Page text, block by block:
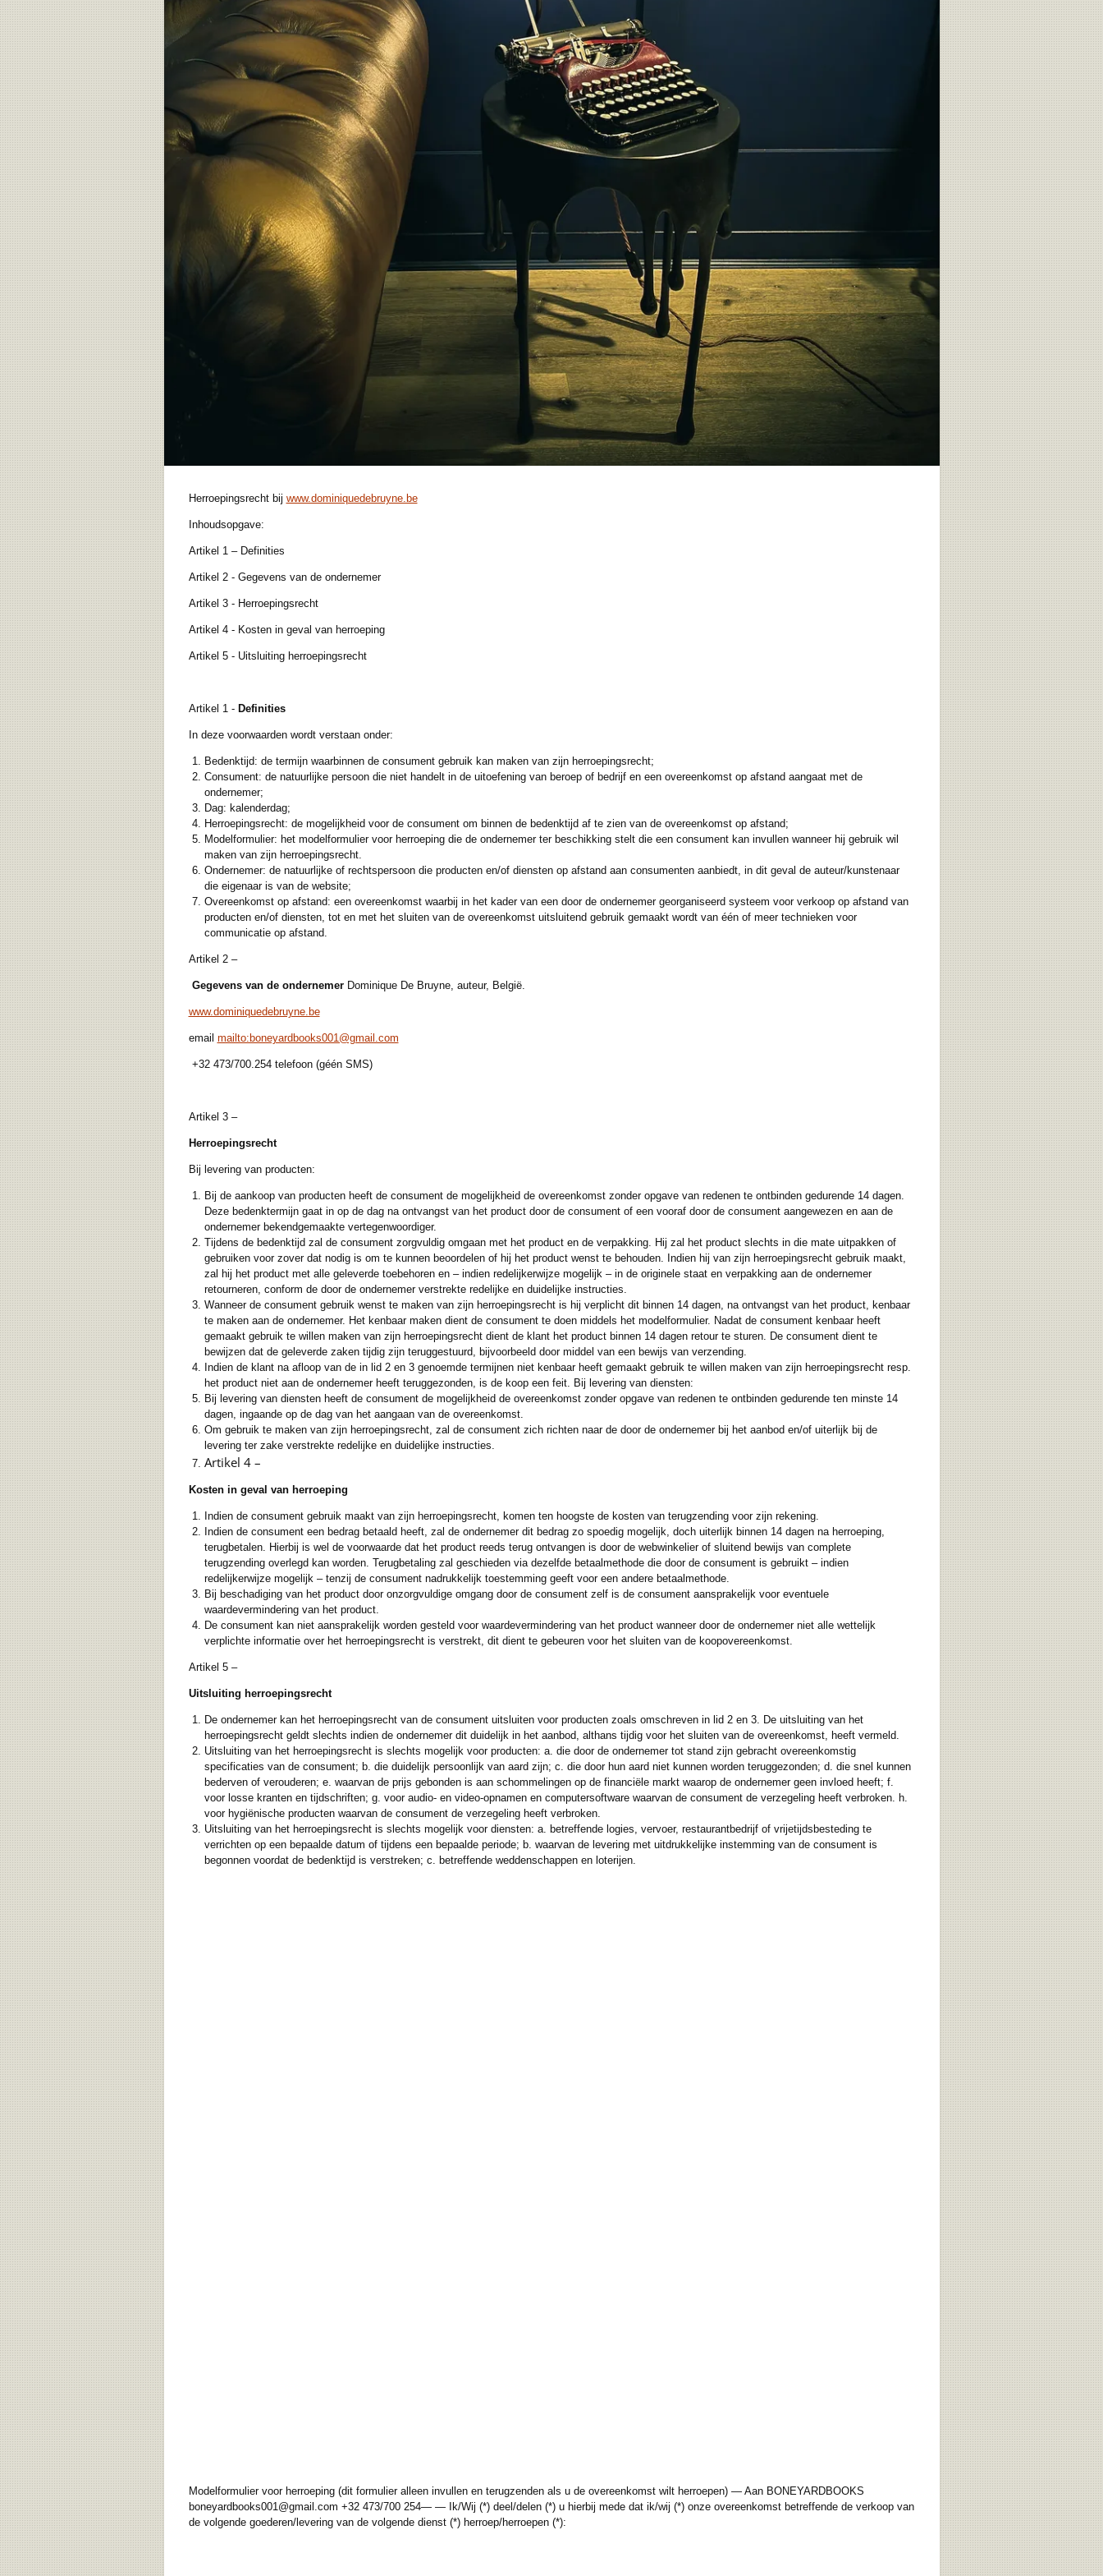
Herroepingsrecht bij www.dominiquedebruyne.be
Inhoudsopgave:
Artikel 1 – Definities
Artikel 2 - Gegevens van de ondernemer
Artikel 3 - Herroepingsrecht
Artikel 4 - Kosten in geval van herroeping
Artikel 5 - Uitsluiting herroepingsrecht
Artikel 1 - Definities
In deze voorwaarden wordt verstaan onder:
Bedenktijd: de termijn waarbinnen de consument gebruik kan maken van zijn herroepingsrecht;
Consument: de natuurlijke persoon die niet handelt in de uitoefening van beroep of bedrijf en een overeenkomst op afstand aangaat met de
ondernemer;
Dag: kalenderdag;
Herroepingsrecht: de mogelijkheid voor de consument om binnen de bedenktijd af te zien van de overeenkomst op afstand;
Modelformulier: het modelformulier voor herroeping die de ondernemer ter beschikking stelt die een consument kan invullen wanneer hij gebruik wil
maken van zijn herroepingsrecht.
Ondernemer: de natuurlijke of rechtspersoon die producten en/of diensten op afstand aan consumenten aanbiedt, in dit geval de auteur/kunstenaar
die eigenaar is van de website;
Overeenkomst op afstand: een overeenkomst waarbij in het kader van een door de ondernemer georganiseerd systeem voor verkoop op afstand van
producten en/of diensten, tot en met het sluiten van de overeenkomst uitsluitend gebruik gemaakt wordt van één of meer technieken voor
communicatie op afstand.
Artikel 2 –
Gegevens van de ondernemerDominique De Bruyne, auteur, België.
www.dominiquedebruyne.be
email mailto:boneyardbooks001@gmail.com
+32 473/700.254 telefoon (géén SMS)
Artikel 3 –
Herroepingsrecht
Bij levering van producten:
Bij de aankoop van producten heeft de consument de mogelijkheid de overeenkomst zonder opgave van redenen te ontbinden gedurende 14 dagen.
Deze bedenktermijn gaat in op de dag na ontvangst van het product door de consument of een vooraf door de consument aangewezen en aan de
ondernemer bekendgemaakte vertegenwoordiger.
Tijdens de bedenktijd zal de consument zorgvuldig omgaan met het product en de verpakking. Hij zal het product slechts in die mate uitpakken of
gebruiken voor zover dat nodig is om te kunnen beoordelen of hij het product wenst te behouden. Indien hij van zijn herroepingsrecht gebruik maakt,
zal hij het product met alle geleverde toebehoren en – indien redelijkerwijze mogelijk – in de originele staat en verpakking aan de ondernemer
retourneren, conform de door de ondernemer verstrekte redelijke en duidelijke instructies.
Wanneer de consument gebruik wenst te maken van zijn herroepingsrecht is hij verplicht dit binnen 14 dagen, na ontvangst van het product, kenbaar
te maken aan de ondernemer. Het kenbaar maken dient de consument te doen middels het modelformulier. Nadat de consument kenbaar heeft
gemaakt gebruik te willen maken van zijn herroepingsrecht dient de klant het product binnen 14 dagen retour te sturen. De consument dient te
bewijzen dat de geleverde zaken tijdig zijn teruggestuurd, bijvoorbeeld door middel van een bewijs van verzending.
Indien de klant na afloop van de in lid 2 en 3 genoemde termijnen niet kenbaar heeft gemaakt gebruik te willen maken van zijn herroepingsrecht resp.
het product niet aan de ondernemer heeft teruggezonden, is de koop een feit. Bij levering van diensten:
Bij levering van diensten heeft de consument de mogelijkheid de overeenkomst zonder opgave van redenen te ontbinden gedurende ten minste 14
dagen, ingaande op de dag van het aangaan van de overeenkomst.
Om gebruik te maken van zijn herroepingsrecht, zal de consument zich richten naar de door de ondernemer bij het aanbod en/of uiterlijk bij de
levering ter zake verstrekte redelijke en duidelijke instructies.
Artikel 4 –
Kosten in geval van herroeping
Indien de consument gebruik maakt van zijn herroepingsrecht, komen ten hoogste de kosten van terugzending voor zijn rekening.
Indien de consument een bedrag betaald heeft, zal de ondernemer dit bedrag zo spoedig mogelijk, doch uiterlijk binnen 14 dagen na herroeping,
terugbetalen. Hierbij is wel de voorwaarde dat het product reeds terug ontvangen is door de webwinkelier of sluitend bewijs van complete
terugzending overlegd kan worden. Terugbetaling zal geschieden via dezelfde betaalmethode die door de consument is gebruikt – indien
redelijkerwijze mogelijk – tenzij de consument nadrukkelijk toestemming geeft voor een andere betaalmethode.
Bij beschadiging van het product door onzorgvuldige omgang door de consument zelf is de consument aansprakelijk voor eventuele
waardevermindering van het product.
De consument kan niet aansprakelijk worden gesteld voor waardevermindering van het product wanneer door de ondernemer niet alle wettelijk
verplichte informatie over het herroepingsrecht is verstrekt, dit dient te gebeuren voor het sluiten van de koopovereenkomst.
Artikel 5 –
Uitsluiting herroepingsrecht
De ondernemer kan het herroepingsrecht van de consument uitsluiten voor producten zoals omschreven in lid 2 en 3. De uitsluiting van het
herroepingsrecht geldt slechts indien de ondernemer dit duidelijk in het aanbod, althans tijdig voor het sluiten van de overeenkomst, heeft vermeld.
Uitsluiting van het herroepingsrecht is slechts mogelijk voor producten: a. die door de ondernemer tot stand zijn gebracht overeenkomstig
specificaties van de consument; b. die duidelijk persoonlijk van aard zijn; c. die door hun aard niet kunnen worden teruggezonden; d. die snel kunnen
bederven of verouderen; e. waarvan de prijs gebonden is aan schommelingen op de financiële markt waarop de ondernemer geen invloed heeft; f.
voor losse kranten en tijdschriften; g. voor audio- en video-opnamen en computersoftware waarvan de consument de verzegeling heeft verbroken. h.
voor hygiënische producten waarvan de consument de verzegeling heeft verbroken.
Uitsluiting van het herroepingsrecht is slechts mogelijk voor diensten: a. betreffende logies, vervoer, restaurantbedrijf of vrijetijdsbesteding te
verrichten op een bepaalde datum of tijdens een bepaalde periode; b. waarvan de levering met uitdrukkelijke instemming van de consument is
begonnen voordat de bedenktijd is verstreken; c. betreffende weddenschappen en loterijen.
Modelformulier voor herroeping (dit formulier alleen invullen en terugzenden als u de overeenkomst wilt herroepen) — Aan BONEYARDBOOKS
boneyardbooks001@gmail.com +32 473/700 254— — Ik/Wij (*) deel/delen (*) u hierbij mede dat ik/wij (*) onze overeenkomst betreffende de verkoop van
de volgende goederen/levering van de volgende dienst (*) herroep/herroepen (*):